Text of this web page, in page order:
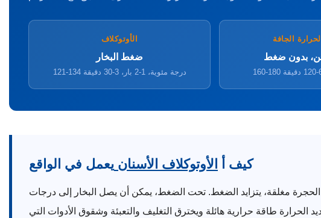
الأوتوكلاف
ضغط البخار
121-134 درجة مئوية، 1-2 بار، 3-30 دقيقة
الجافة
بدون ضغط
كيف أ الأوتوكلاف الأسنان يعمل في الواقع
مغلقة، يتزايد الضغط. تحت الضغط، يمكن أن يصل البخار إلى درجات
شديد الحرارة طاقة حرارية هائلة ويخترق التغليف والتعبئة وشقوق الأدوات التي